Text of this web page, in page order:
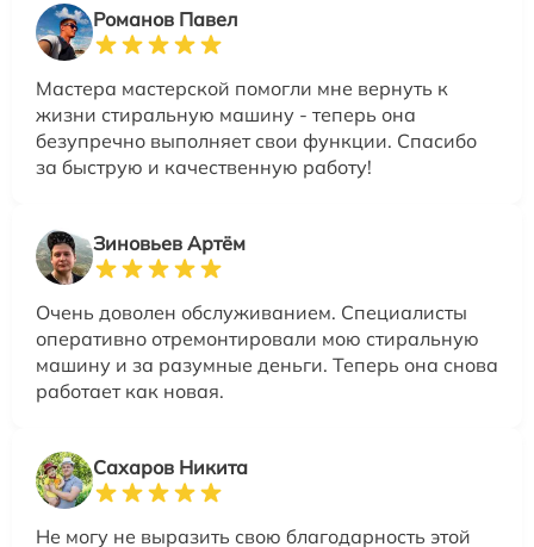
Романов Павел
Мастера мастерской помогли мне вернуть к
жизни стиральную машину - теперь она
безупречно выполняет свои функции. Спасибо
за быструю и качественную работу!
Зиновьев Артём
Очень доволен обслуживанием. Специалисты
оперативно отремонтировали мою стиральную
машину и за разумные деньги. Теперь она снова
работает как новая.
Сахаров Никита
Не могу не выразить свою благодарность этой